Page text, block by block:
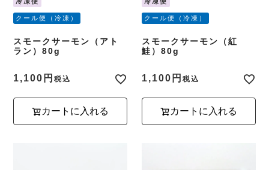
クール便（冷凍）
スモークサーモン（アト
ラン）80g
1,100 税込
カートに入れる
クール便（冷凍）
スモークサーモン（紅
鮭）80g
1,100 税込
カートに入れる